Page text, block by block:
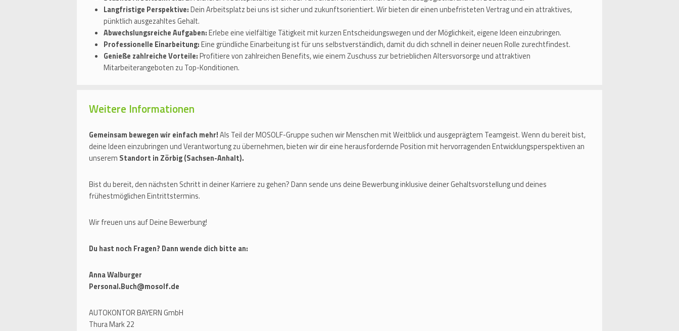
Langfristige Perspektive:Dein Arbeitsplatz bei uns ist sicher und zukunftsorientiert. Wir bieten dir einen unbefristeten Vertrag und ein attraktives,
pünktlich ausgezahltes Gehalt.
Abwechslungsreiche Aufgaben:Erlebe eine vielfältige Tätigkeit mit kurzen Entscheidungswegen und der Möglichkeit, eigene Ideen einzubringen.
Professionelle Einarbeitung:Eine gründliche Einarbeitung ist für uns selbstverständlich, damit du dich schnell in deiner neuen Rolle zurechtfindest.
Genieße zahlreiche Vorteile:Profitiere von zahlreichen Benefits, wie einem Zuschuss zur betrieblichen Altersvorsorge und attraktiven
Mitarbeiterangeboten zu Top-Konditionen.
Weitere Informationen
Gemeinsam bewegen wir einfach mehr!Als Teil der MOSOLF-Gruppe suchen wir Menschen mit Weitblick und ausgeprägtem Teamgeist. Wenn du bereit bist,
deine Ideen einzubringen und Verantwortung zu übernehmen, bieten wir dir eine herausfordernde Position mit hervorragenden Entwicklungsperspektiven an
unserem Standort in Zörbig (Sachsen-Anhalt).
Bist du bereit, den nächsten Schritt in deiner Karriere zu gehen? Dann sende uns deine Bewerbung inklusive deiner Gehaltsvorstellung und deines
frühestmöglichen Eintrittstermins.
Wir freuen uns auf Deine Bewerbung!
Du hast noch Fragen? Dann wende dich bitte an:
Anna Walburger
Personal.Buch@mosolf.de
AUTOKONTOR BAYERN GmbH
Thura Mark 22